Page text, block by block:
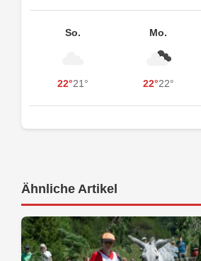
So.
22°21°
Mo.
22°22°
Ähnliche Artikel